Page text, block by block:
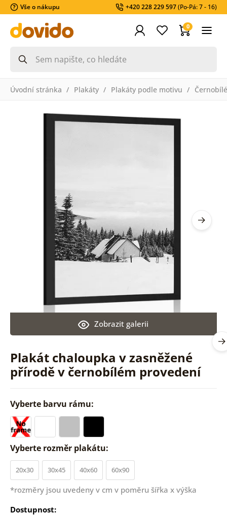
Vše o nákupu +420 228 229 597(Po-Pá: 7 - 16)
0
Úvodní stránka Plakáty Plakáty podle motivu Černobílé
Plakát chaloupka v zasněžené
přírodě v černobílém provedení
Zobrazit galerii
Vyberte barvu rámu:
Vyberte rozměr plakátu:
20x30 30x45 40x60 60x90
*rozměry jsou uvedeny v cm v poměru šířka x výška
Dostupnost: